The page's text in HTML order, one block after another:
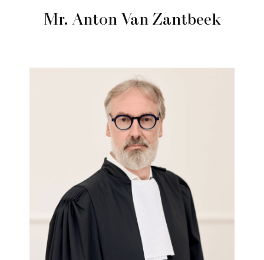
Mr. Anton Van Zantbeek